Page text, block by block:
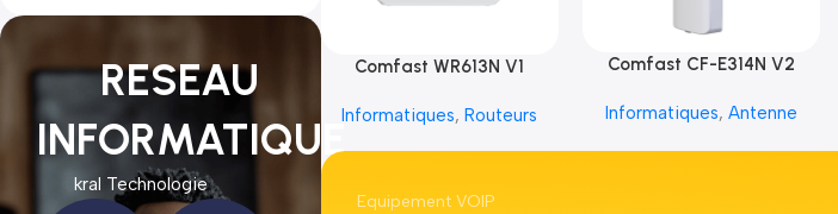
RESEAU
INFORMATIQUE
kral Technologie
Comfast WR613N V1
Informatiques,Routeurs
Comfast CF-E314N V2
Informatiques, Antenne
Equipement VOIP